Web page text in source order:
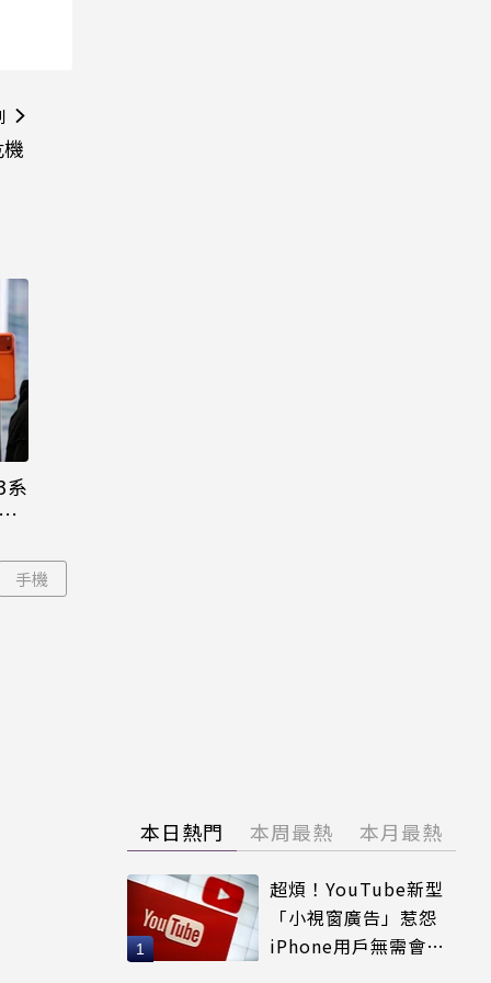
系
手機
本日熱門 本周最熱 本月最熱
超煩！YouTube新型
「小視窗廣告」惹怨
iPhone用戶無需會員